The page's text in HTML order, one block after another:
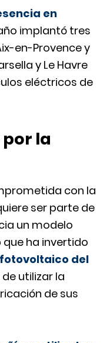
en
implantó tres
en-Provence y
y Le Havre
eléctricos de
la
con la
ser parte de
un modelo
que ha invertido
del
utilizar la
de sus